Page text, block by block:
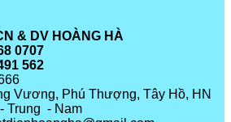
& DV HOÀNG HÀ
0707
562
Vương, Phú Thượng, Tây Hồ, HN
Trung - Nam